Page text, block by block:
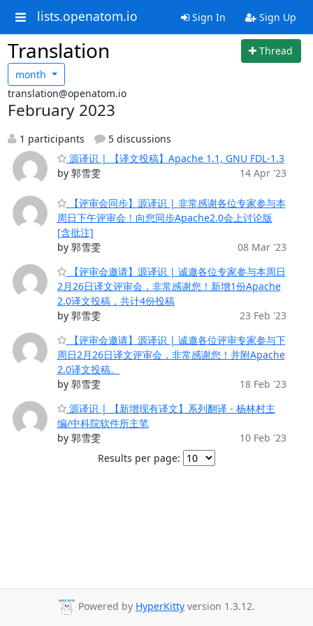
lists.openatom.io Sign In Sign Up
Translation
Thread
month
translation@openatom.io
February 2023
1 participants
5 discussions
源译识 | 【译文投稿】Apache 1.1, GNU FDL-1.3
by 郭雪雯
14 Apr '23
【评审会同步】源译识 | 非常感谢各位专家参与本
周日下午评审会！向您同步Apache2.0会上讨论版
[含批注]
by 郭雪雯
08 Mar '23
【评审会邀请】源译识 | 诚邀各位专家参与本周日
2月26日译文评审会，非常感谢您！新增1份Apache
2.0译文投稿，共计4份投稿
by 郭雪雯
23 Feb '23
【评审会邀请】源译识 | 诚邀各位评审专家参与下
周日2月26日译文评审会，非常感谢您！并附Apache
2.0译文投稿。
by 郭雪雯
18 Feb '23
源译识 | 【新增现有译文】系列翻译 - 杨林村主
编/中科院软件所主笔
by 郭雪雯
10 Feb '23
Results per page:
Powered by HyperKitty version 1.3.12.